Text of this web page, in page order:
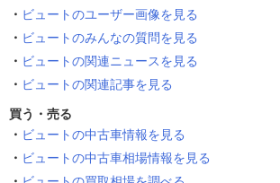
ビュートのユーザー画像を見る
ビュートのみんなの質問を見る
ビュートの関連ニュースを見る
ビュートの関連記事を見る
買う・売る
ビュートの中古車情報を見る
ビュートの中古車相場情報を見る